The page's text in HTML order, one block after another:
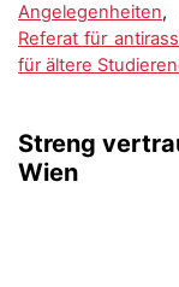
Angelegenheiten,
Referat für
für ältere
Streng
Wien